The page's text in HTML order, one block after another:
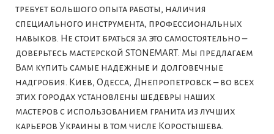
требует большого опыта работы, наличия
специального инструмента, профессиональных
навыков. Не стоит браться за это самостоятельно –
доверьтесь мастерской STONEMART. Мы предлагаем
Вам купить самые надежные и долговечные
надгробия. Киев, Одесса, Днепропетровск – во всех
этих городах установлены шедевры наших
мастеров с использованием гранита из лучших
карьеров Украины в том числе Коростышева.